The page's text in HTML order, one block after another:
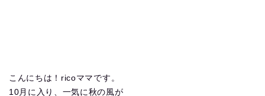
こんにちは！ricoママです。
10月に入り、一気に秋の風が